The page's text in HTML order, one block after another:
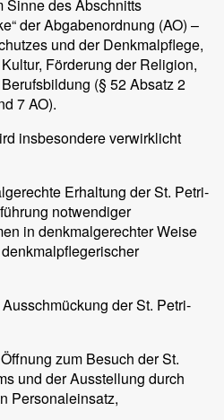
Sinne des Abschnitts
der Abgabenordnung (AO) –
und der Denkmalpflege,
Förderung der Religion,
(§ 52 Absatz 2
7 AO).
insbesondere verwirklicht
Erhaltung der St. Petri-
notwendiger
in denkmalgerechter Weise
der St. Petri-
zum Besuch der St.
und der Ausstellung durch
Personaleinsatz,